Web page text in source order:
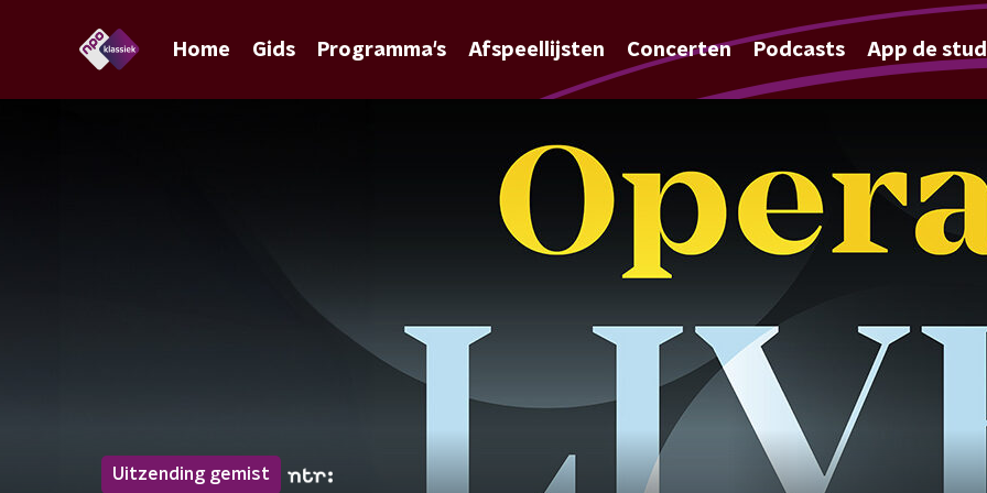
Home Gids Programma's Afspeellijsten Concerten Podcasts App de
Uitzending gemist